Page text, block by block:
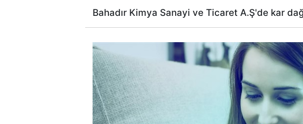
Bahadır Kimya Sanayi ve Ticaret A.Ş'de kar